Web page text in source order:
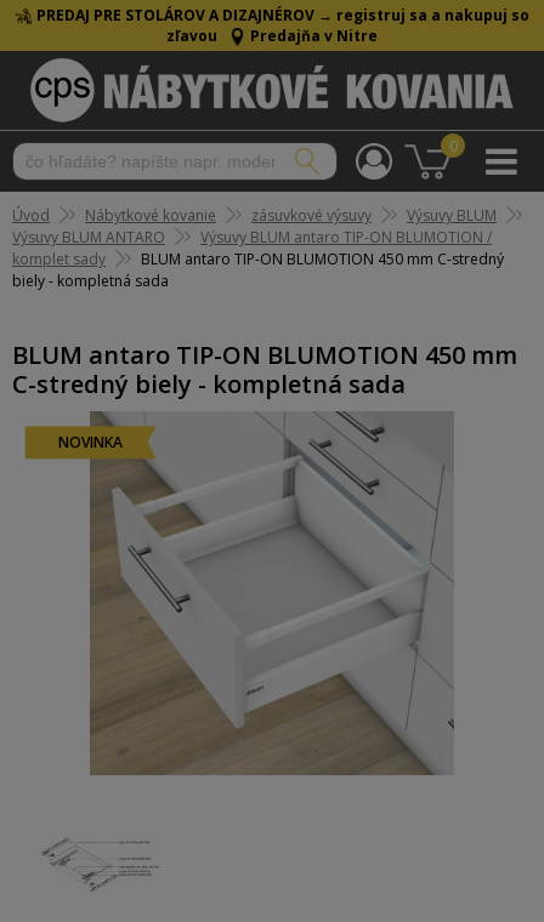
PREDAJ PRE STOLÁROV A DIZAJNÉROV → registruj sa a nakupuj so
zľavou
Predajňa v Nitre
0
Úvod Nábytkové kovanie zásuvkové výsuvy
Výsuvy BLUM
Výsuvy BLUM ANTARO
Výsuvy BLUM antaro TIP-ON BLUMOTION /
komplet sady
BLUM antaro TIP-ON BLUMOTION 450 mm C-stredný
biely - kompletná sada
BLUM antaro TIP-ON BLUMOTION 450 mm
C-stredný biely - kompletná sada
NOVINKA